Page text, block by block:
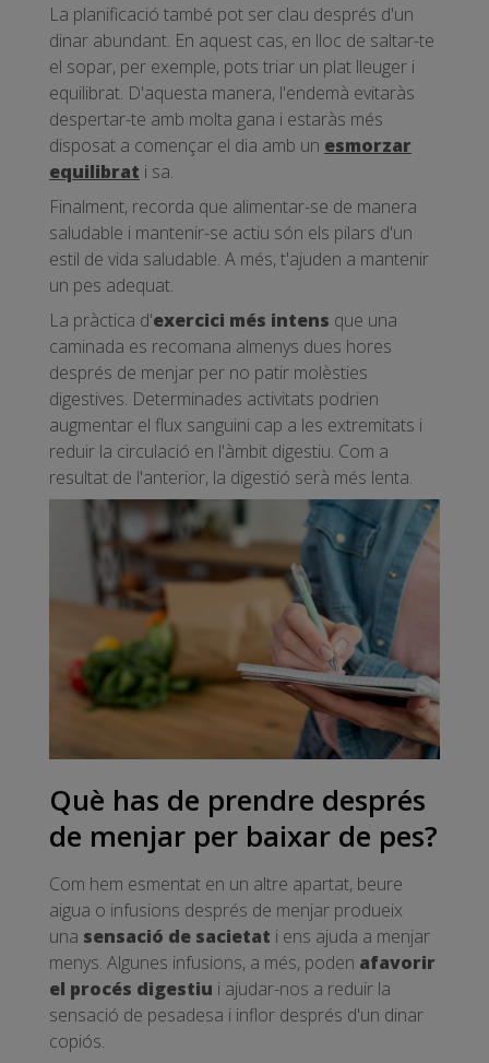
La planificació també pot ser clau després d'un
dinar abundant. En aquest cas, en lloc de saltar-te
el sopar, per exemple, pots triar un plat lleuger i
equilibrat. D'aquesta manera, l'endemà evitaràs
despertar-te amb molta gana i estaràs més
disposat a començar el dia amb un esmorzar
equilibrat i sa.
Finalment, recorda que alimentar-se de manera
saludable i mantenir-se actiu són els pilars d'un
estil de vida saludable. A més, t'ajuden a mantenir
un pes adequat.
La pràctica d'exercici més intens que una
caminada es recomana almenys dues hores
després de menjar per no patir molèsties
digestives. Determinades activitats podrien
augmentar el flux sanguini cap a les extremitats i
reduir la circulació en l'àmbit digestiu. Com a
resultat de l'anterior, la digestió serà més lenta.
Què has de prendre després
de menjar per baixar de pes?
Com hem esmentat en un altre apartat, beure
aigua o infusions després de menjar produeix
una sensació de sacietat i ens ajuda a menjar
menys. Algunes infusions, a més, poden afavorir
el procés digestiu i ajudar-nos a reduir la
sensació de pesadesa i inflor després d'un dinar
copiós.